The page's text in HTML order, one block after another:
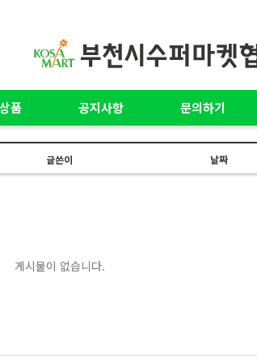
품 공지사항 문의하기
글쓴이 날짜
게시물이 없습니다.